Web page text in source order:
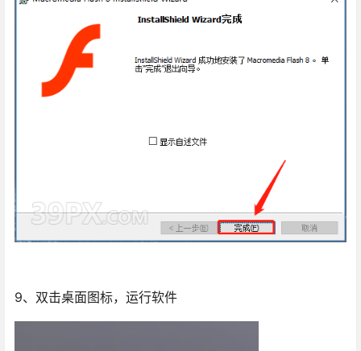
9、双击桌面图标，运行软件